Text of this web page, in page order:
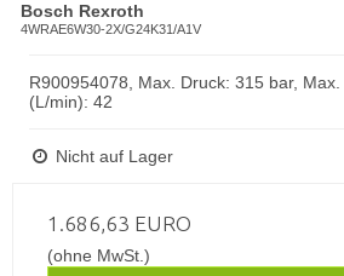
Bosch Rexroth
4WRAE6W30-2X/G24K31/A1V
R900954078, Max. Druck: 315 bar,
(L/min): 42
Nicht auf Lager
1.686,63 EURO
(ohne MwSt.)